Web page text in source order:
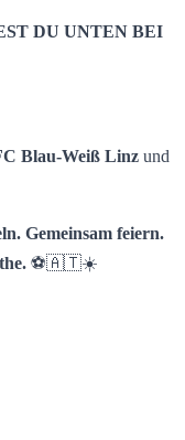
DU UNTEN BEI
Blau-Weiß Linz und
Gemeinsam feiern.
⚽🇦🇹☀️